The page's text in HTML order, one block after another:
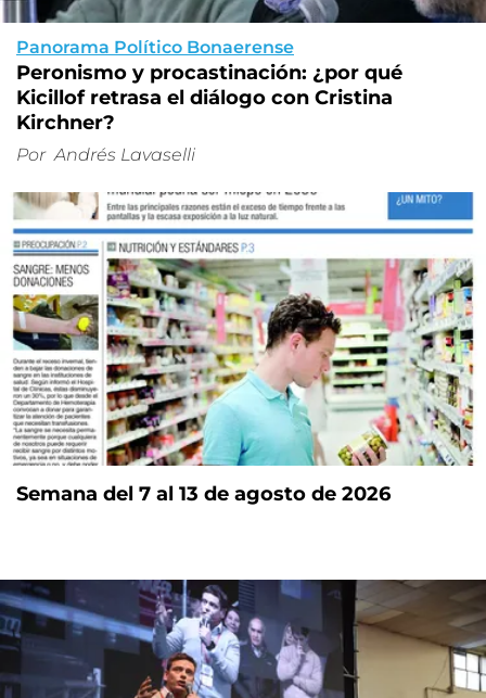
Panorama Político Bonaerense
Peronismo y procastinación: ¿por qué
Kicillof retrasa el diálogo con Cristina
Kirchner?
Por Andrés Lavaselli
Semana del 7 al 13 de agosto de 2026